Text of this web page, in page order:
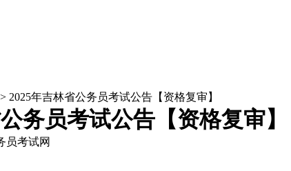
> 2025年吉林省公务员考试公告【资格复审】
务员考试公告【资格复审】
员考试网